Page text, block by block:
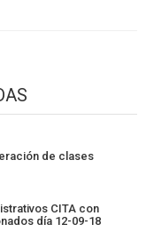
de clases
CITA con
día 12-09-18